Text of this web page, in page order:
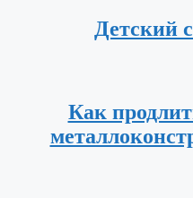
Детский
Как